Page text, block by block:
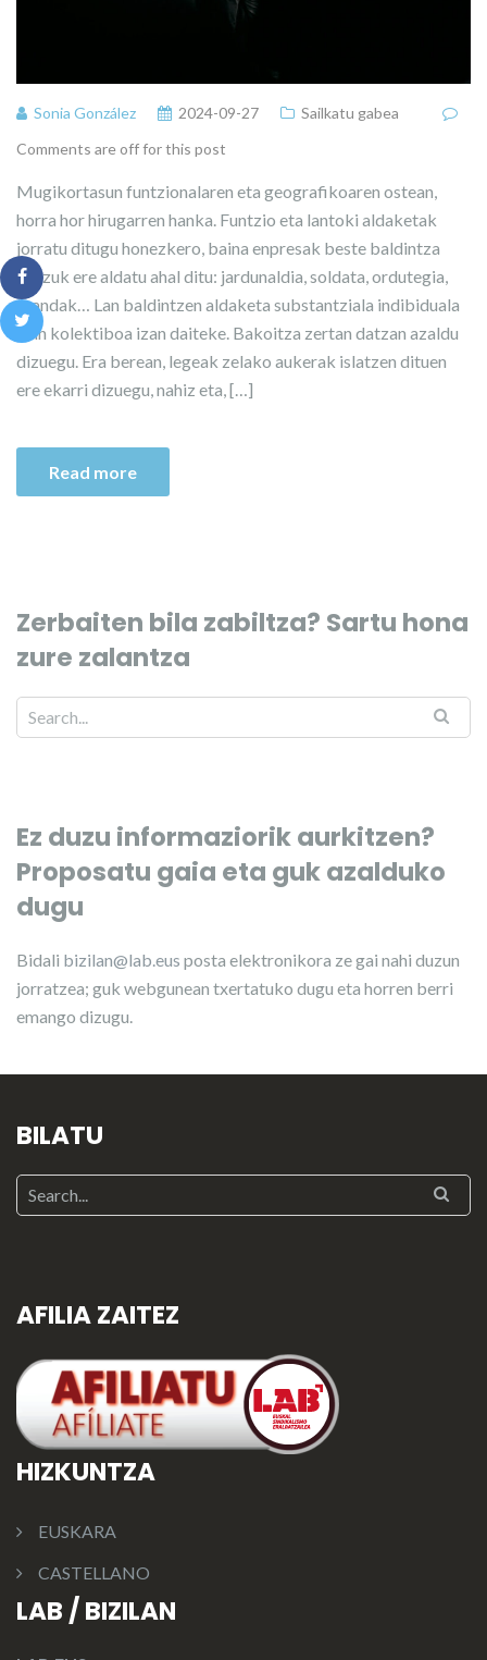
Sonia González 2024-09-27
Sailkatu gabea
Comments are off for this post
Mugikortasun funtzionalaren eta geografikoaren ostean,
horra hor hirugarren hanka. Funtzio eta lantoki aldaketak
jorratu ditugu honezkero, baina enpresak beste baldintza
batzuk ere aldatu ahal ditu: jardunaldia, soldata, ordutegia,
txandak… Lan baldintzen aldaketa substantziala indibiduala
zein kolektiboa izan daiteke. Bakoitza zertan datzan azaldu
dizuegu. Era berean, legeak zelako aukerak islatzen dituen
ere ekarri dizuegu, nahiz eta, […]
Read more
Zerbaiten bila zabiltza? Sartu hona
zure zalantza
Ez duzu informaziorik aurkitzen?
Proposatu gaia eta guk azalduko
dugu
Bidali bizilan@lab.eus posta elektronikora ze gai nahi duzun
jorratzea; guk webgunean txertatuko dugu eta horren berri
emango dizugu.
BILATU
AFILIA ZAITEZ
HIZKUNTZA
EUSKARA
CASTELLANO
LAB / BIZILAN